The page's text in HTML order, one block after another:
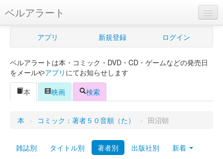
ベルアラート
ベルアラートとは
新規登録
ログイン
Myシェルフ
アプリ 新規登録 ログイン
ベルアラートは本・コミック・DVD・CD・ゲームなどの発売日
をメールやアプリ にてお知らせします
本
映画 検索
本 > コミック：著者５０音順（た） > 田沼朝
雑誌別 タイトル別 著者別 出版社別
新着